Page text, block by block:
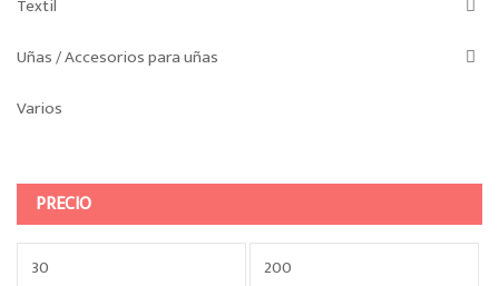
Textil
Uñas / Accesorios para uñas
Varios
PRECIO
Precio